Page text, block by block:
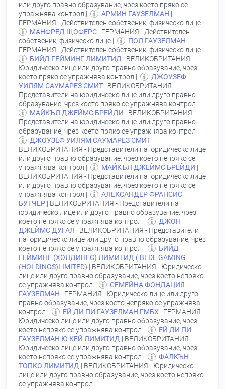
или друго правно образувание, чрез което пряко се
упражнява контрол |
АРМИН ГАУЗЕЛМАН |
ГЕРМАНИЯ - Действителен собственик, физическо лице |
МАНФРЕД ЩОФЕРС | ГЕРМАНИЯ - Действителен
собственик, физическо лице |
ПОЛ ГАУЗЕЛМАН |
ГЕРМАНИЯ - Действителен собственик, физическо лице |
БИЙД ГЕЙМИНГ ЛИМИТИД | ВЕЛИКОБРИТАНИЯ -
Юридическо лице или друго правно образувание, чрез
което пряко се упражнява контрол |
ДЖОУЗЕФ
УИЛЯМ САУМАРЕЗ СМИТ | ВЕЛИКОБРИТАНИЯ -
Представители на юридическо лице или друго правно
образувание, чрез което пряко се упражнява контрол |
МАЙКЪЛ ДЖЕЙМС БРЕЙДИ | ВЕЛИКОБРИТАНИЯ -
Представители на юридическо лице или друго правно
образувание, чрез което пряко се упражнява контрол |
ДЖОУЗЕФ УИЛЯМ САУМАРЕЗ СМИТ |
ВЕЛИКОБРИТАНИЯ - Представители на юридическо лице
или друго правно образувание, чрез което непряко се
упражнява контрол |
МАЙКЪЛ ДЖЕЙМС БРЕЙДИ |
ВЕЛИКОБРИТАНИЯ - Представители на юридическо лице
или друго правно образувание, чрез което непряко се
упражнява контрол |
АЛЕКСАНДЕР ФРАНСИС
БУТЧЕР | ВЕЛИКОБРИТАНИЯ - Представители на
юридическо лице или друго правно образувание, чрез
което непряко се упражнява контрол |
ДЖОН
ДЖЕЙМС ДУГАЛ | ВЕЛИКОБРИТАНИЯ - Представители
на юридическо лице или друго правно образувание, чрез
което непряко се упражнява контрол |
БИЙД
ГЕЙМИНГ (ХОЛДИНГС) ЛИМИТИД ( BEDE GAMING
(HOLDINGS)LIMITED) | ВЕЛИКОБРИТАНИЯ - Юридическо
лице или друго правно образувание, чрез което непряко
се упражнява контрол |
СЕМЕЙНА ФОНДАЦИЯ
ГАУЗЕЛМАН | ГЕРМАНИЯ - Юридическо лице или друго
правно образувание, чрез което непряко се упражнява
контрол |
ЕЙ ДИ ПИ ГАУЗЕЛМАН ГМБХ | ГЕРМАНИЯ -
Юридическо лице или друго правно образувание, чрез
което непряко се упражнява контрол |
ЕЙ ДИ ПИ
ГАУЗЕЛМАН Ю КЕЙ ЛИМИТИД | ВЕЛИКОБРИТАНИЯ -
Юридическо лице или друго правно образувание, чрез
което непряко се упражнява контрол |
ФАЛКЪН
ТОПКО ЛИМИТИД | ВЕЛИКОБРИТАНИЯ - Юридическо
лице или друго правно образувание, чрез което непряко
се упражнява контрол